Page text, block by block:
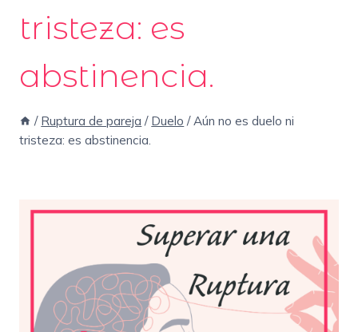
tristeza: es
abstinencia.
/ Ruptura de pareja / Duelo / Aún no es duelo ni
tristeza: es abstinencia.